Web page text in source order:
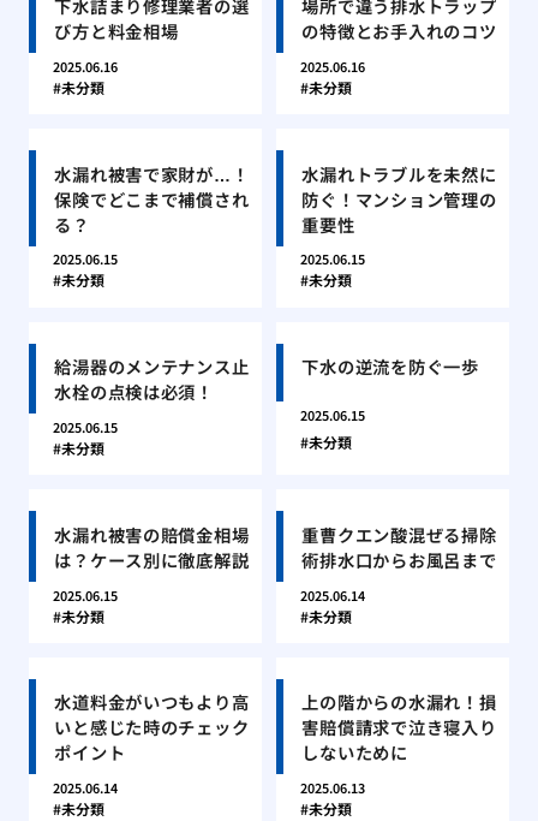
下水詰まり修理業者の選
び方と料金相場
2025.06.16
未分類
場所で違う排水トラップ
の特徴とお手入れのコツ
2025.06.16
未分類
水漏れ被害で家財が…！
保険でどこまで補償され
る？
2025.06.15
未分類
水漏れトラブルを未然に
防ぐ！マンション管理の
重要性
2025.06.15
未分類
給湯器のメンテナンス止
水栓の点検は必須！
2025.06.15
未分類
下水の逆流を防ぐ一歩
2025.06.15
未分類
水漏れ被害の賠償金相場
は？ケース別に徹底解説
2025.06.15
未分類
重曹クエン酸混ぜる掃除
術排水口からお風呂まで
2025.06.14
未分類
水道料金がいつもより高
いと感じた時のチェック
ポイント
2025.06.14
未分類
上の階からの水漏れ！損
害賠償請求で泣き寝入り
しないために
2025.06.13
未分類